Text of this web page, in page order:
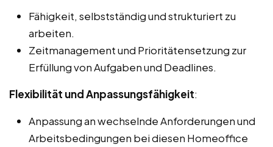
Fähigkeit, selbstständig und strukturiert zu
arbeiten.
Zeitmanagement und Prioritätensetzung zur
Erfüllung von Aufgaben und Deadlines.
Flexibilität und Anpassungsfähigkeit:
Anpassung an wechselnde Anforderungen und
Arbeitsbedingungen bei diesen Homeoffice